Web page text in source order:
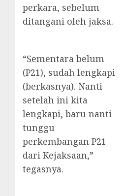
perkara, sebelum
ditangani oleh jaksa.
“Sementara belum
(P21), sudah lengkapi
(berkasnya). Nanti
setelah ini kita
lengkapi, baru nanti
tunggu
perkembangan P21
dari Kejaksaan,”
tegasnya.